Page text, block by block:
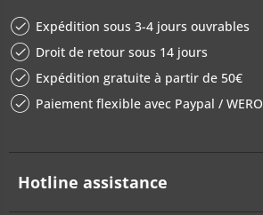
Expédition sous 3-4 jours ouvrables
Droit de retour sous 14 jours
Expédition gratuite à partir de 50€
Paiement flexible avec Paypal / WERO
Hotline assistance